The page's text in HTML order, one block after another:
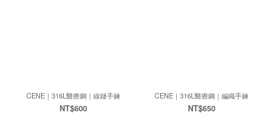
CENE｜316L醫療鋼｜線鏈手鍊
NT$600
CENE｜316L醫療鋼｜編織手鍊
NT$650